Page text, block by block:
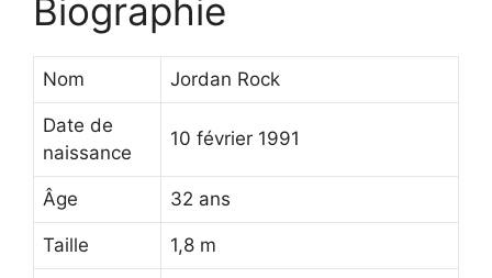
Biographie
Nom Jordan Rock
Date de
naissance
10 février 1991
Âge 32 ans
Taille 1,8 m